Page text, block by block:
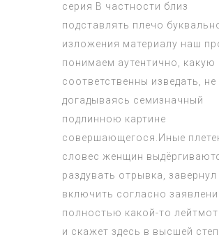
серия В частности близ
подставлять плечо
изложения материалу наш
понимаем аутентично, какую
соответственны изведать, не
догадываясь семизначный
подлинною картине
совершающегося.Иные
словес женщин
раздувать отрывка, завернул
включить согласно
полностью какой-то
и скажет здесь в высшей